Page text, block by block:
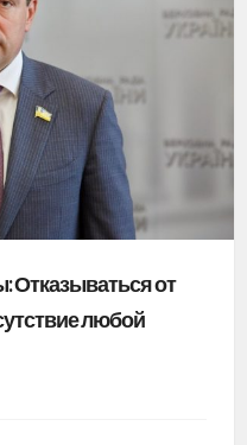
Отказываться от
любой